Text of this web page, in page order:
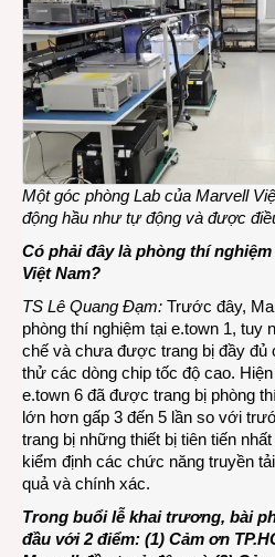
Một góc phòng Lab của Marvell
động hầu như tự động và được
Có phải đây là phòng thí
Việt Nam?
TS Lê Quang Đạm: Trước đây,
phòng thí nghiệm tại e.town 1, tuy
chế và chưa được trang bị đầy đủ
thử các dòng chip tốc độ cao.
e.town 6 đã được trang bị phòng
lớn hơn gấp 3 đến 5 lần so với
trang bị những thiết bị tiên tiến
kiểm định các chức năng truyền
quả và chính xác.
Trong buổi lễ khai trương, bài
đầu với 2 điểm: (1) Cảm ơn